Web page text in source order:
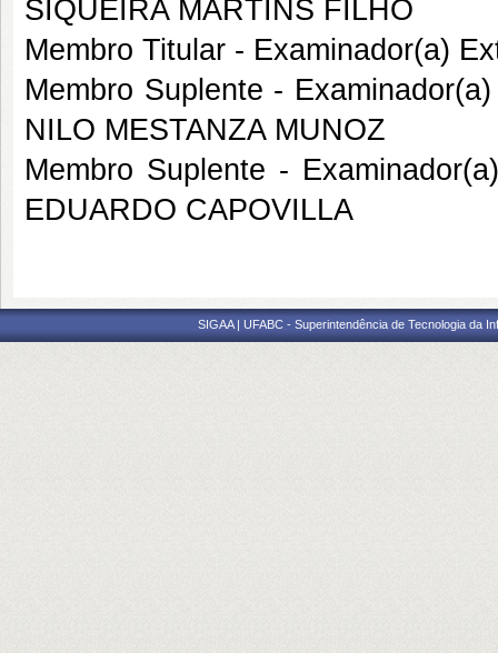
SIQUEIRA MARTINS FILHO
Membro Titular - Examinador(a)
Membro Suplente -
NILO MESTANZA MUNOZ
Membro Suplente -
EDUARDO CAPOVILLA
SIGAA | UFABC - Superintendência de Tecnologia da